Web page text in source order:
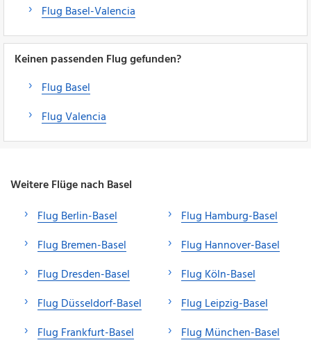
Flug Basel-Valencia
Keinen passenden Flug gefunden?
Flug Basel
Flug Valencia
Weitere Flüge nach Basel
Flug Berlin-Basel
Flug Bremen-Basel
Flug Dresden-Basel
Flug Düsseldorf-Basel
Flug Frankfurt-Basel
Flug Hamburg-Basel
Flug Hannover-Basel
Flug Köln-Basel
Flug Leipzig-Basel
Flug München-Basel